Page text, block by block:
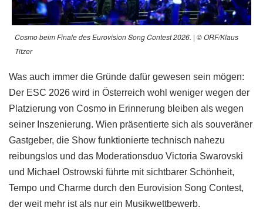
Cosmo beim Finale des Eurovision Song Contest 2026. | © ORF/Klaus
Titzer
Was auch immer die Gründe dafür gewesen sein mögen:
Der ESC 2026 wird in Österreich wohl weniger wegen der
Platzierung von Cosmo in Erinnerung bleiben als wegen
seiner Inszenierung. Wien präsentierte sich als souveräner
Gastgeber, die Show funktionierte technisch nahezu
reibungslos und das Moderationsduo Victoria Swarovski
und Michael Ostrowski führte mit sichtbarer Schönheit,
Tempo und Charme durch den Eurovision Song Contest,
der weit mehr ist als nur ein Musikwettbewerb.